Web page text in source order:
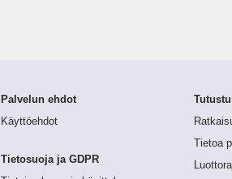
Palvelun ehdot
Käyttöehdot
Tietosuoja ja GDPR
Tietoa